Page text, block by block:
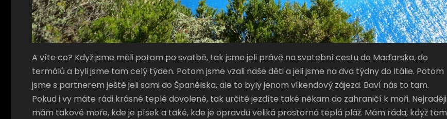
A víte co? Když jsme měli potom po svatbě, tak jsme jeli právě na svatební cestu do Maďarska, do
termálů a byli jsme tam celý týden. Potom jsme vzali naše děti a jeli jsme na dva týdny do Itálie. Potom
jsme s partnerem ještě jeli sami do Španělska, ale to byly jenom víkendový zájezd. Baví nás to tam.
Pokud i vy máte rádi krásné teplé dovolené, tak určitě jezdíte také někam do zahraničí k moři. Nejraději
mám takové moře, kde je písek a také, kde je opravdu veliká prostorná teplá pláž. Mám ráda, když tam